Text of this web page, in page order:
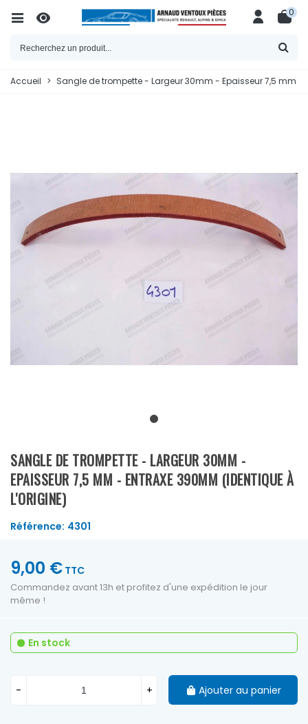
0
Accueil > Sangle de trompette - Largeur 30mm - Epaisseur 7,5 mm
SANGLE DE TROMPETTE - LARGEUR 30MM -
EPAISSEUR 7,5 MM - ENTRAXE 390MM (IDENTIQUE À
L'ORIGINE)
Référence: 4301
9,00 € TTC
Commandez avant 13h et profitez d'une expédition le jour
même !
En stock
- + Ajouter au panier